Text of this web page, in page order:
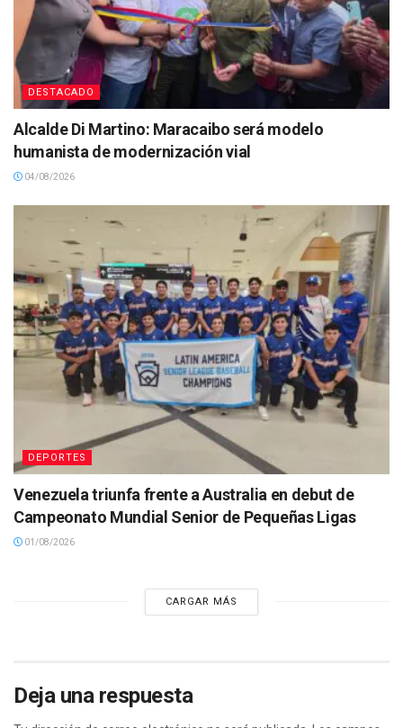
DESTACADO
Alcalde Di Martino: Maracaibo será modelo
humanista de modernización vial
04/08/2026
DEPORTES
Venezuela triunfa frente a Australia en debut de
Campeonato Mundial Senior de Pequeñas Ligas
01/08/2026
CARGAR MÁS
Deja una respuesta